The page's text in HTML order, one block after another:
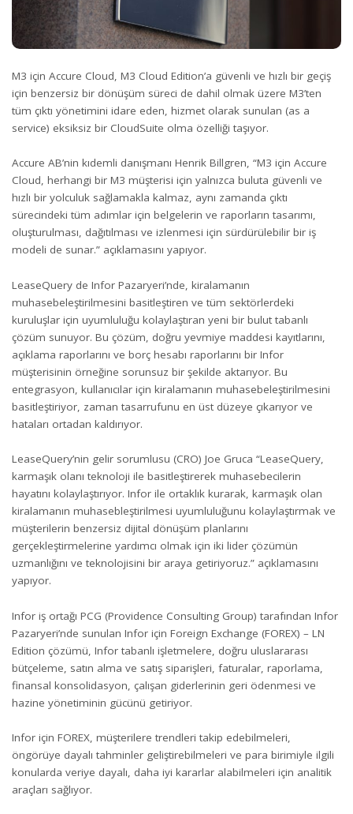
M3 için Accure Cloud, M3 Cloud Edition’a güvenli ve hızlı bir geçiş
için benzersiz bir dönüşüm süreci de dahil olmak üzere M3’ten
tüm çıktı yönetimini idare eden, hizmet olarak sunulan (as a
service) eksiksiz bir CloudSuite olma özelliği taşıyor.
Accure AB’nin kıdemli danışmanı Henrik Billgren, “M3 için Accure
Cloud, herhangi bir M3 müşterisi için yalnızca buluta güvenli ve
hızlı bir yolculuk sağlamakla kalmaz, aynı zamanda çıktı
sürecindeki tüm adımlar için belgelerin ve raporların tasarımı,
oluşturulması, dağıtılması ve izlenmesi için sürdürülebilir bir iş
modeli de sunar.” açıklamasını yapıyor.
LeaseQuery de Infor Pazaryeri’nde, kiralamanın
muhasebeleştirilmesini basitleştiren ve tüm sektörlerdeki
kuruluşlar için uyumluluğu kolaylaştıran yeni bir bulut tabanlı
çözüm sunuyor. Bu çözüm, doğru yevmiye maddesi kayıtlarını,
açıklama raporlarını ve borç hesabı raporlarını bir Infor
müşterisinin örneğine sorunsuz bir şekilde aktarıyor. Bu
entegrasyon, kullanıcılar için kiralamanın muhasebeleştirilmesini
basitleştiriyor, zaman tasarrufunu en üst düzeye çıkarıyor ve
hataları ortadan kaldırıyor.
LeaseQuery’nin gelir sorumlusu (CRO) Joe Gruca “LeaseQuery,
karmaşık olanı teknoloji ile basitleştirerek muhasebecilerin
hayatını kolaylaştırıyor. Infor ile ortaklık kurarak, karmaşık olan
kiralamanın muhasebleştirilmesi uyumluluğunu kolaylaştırmak ve
müşterilerin benzersiz dijital dönüşüm planlarını
gerçekleştirmelerine yardımcı olmak için iki lider çözümün
uzmanlığını ve teknolojisini bir araya getiriyoruz.” açıklamasını
yapıyor.
Infor iş ortağı PCG (Providence Consulting Group) tarafından Infor
Pazaryeri’nde sunulan Infor için Foreign Exchange (FOREX) – LN
Edition çözümü, Infor tabanlı işletmelere, doğru uluslararası
bütçeleme, satın alma ve satış siparişleri, faturalar, raporlama,
finansal konsolidasyon, çalışan giderlerinin geri ödenmesi ve
hazine yönetiminin gücünü getiriyor.
Infor için FOREX, müşterilere trendleri takip edebilmeleri,
öngörüye dayalı tahminler geliştirebilmeleri ve para birimiyle ilgili
konularda veriye dayalı, daha iyi kararlar alabilmeleri için analitik
araçları sağlıyor.